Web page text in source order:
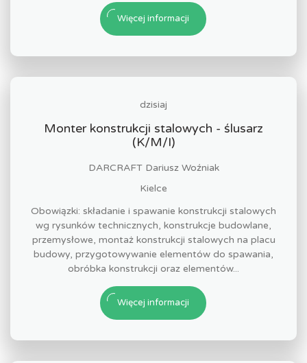
Więcej informacji
dzisiaj
Monter konstrukcji stalowych - ślusarz
(K/M/I)
DARCRAFT Dariusz Woźniak
Kielce
Obowiązki: składanie i spawanie konstrukcji stalowych
wg rysunków technicznych, konstrukcje budowlane,
przemysłowe, montaż konstrukcji stalowych na placu
budowy, przygotowywanie elementów do spawania,
obróbka konstrukcji oraz elementów...
Więcej informacji